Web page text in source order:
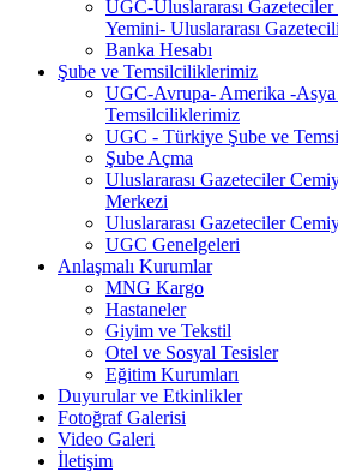
UGC-Uluslararası
Yemini- Uluslararası
Banka Hesabı
Şube ve Temsilciliklerimiz
UGC-Avrupa- Amerika -Asya
Temsilciliklerimiz
UGC - Türkiye Şube ve
Şube Açma
Uluslararası Gazeteciler
Merkezi
Uluslararası Gazeteciler
UGC Genelgeleri
Anlaşmalı Kurumlar
MNG Kargo
Hastaneler
Giyim ve Tekstil
Otel ve Sosyal Tesisler
Eğitim Kurumları
Duyurular ve Etkinlikler
Fotoğraf Galerisi
Video Galeri
İletişim